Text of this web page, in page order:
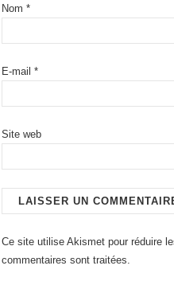
Nom *
E-mail *
Site web
Ce site utilise Akismet pour réduire
commentaires sont traitées